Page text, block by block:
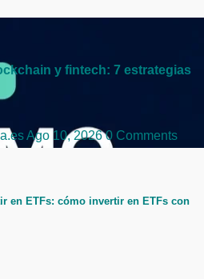
y fintech: 7 estrategias
Ago 10, 2026 0 Comments
en ETFs: cómo invertir en ETFs con